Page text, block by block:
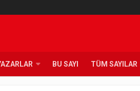
BU SAYI TÜM SAYILAR